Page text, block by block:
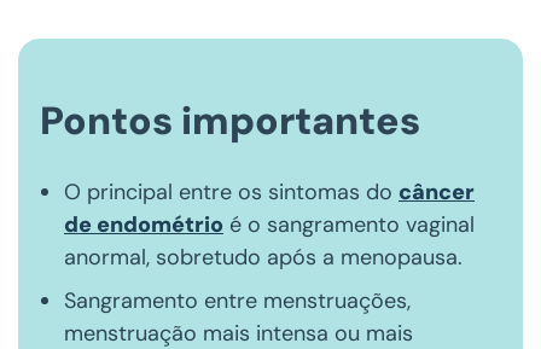
Pontos importantes
O principal entre os sintomas do câncer
de endométrio é o sangramento vaginal
anormal, sobretudo após a menopausa.
Sangramento entre menstruações,
menstruação mais intensa ou mais